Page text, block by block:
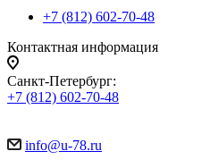
+7 (812) 602-70-48
Контактная информация
Санкт-Петербург:
+7 (812) 602-70-48
info@u-78.ru